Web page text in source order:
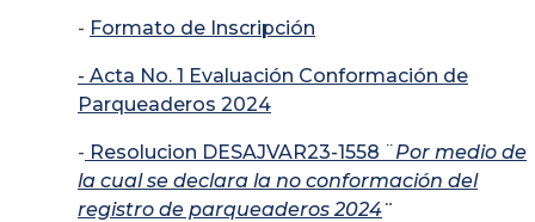
- Formato de Inscripción
- Acta No. 1 Evaluación Conformación de
Parqueaderos 2024
- Resolucion DESAJVAR23-1558 ¨Por medio de
la cual se declara la no conformación del
registro de parqueaderos 2024¨